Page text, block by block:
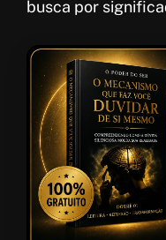
busca por